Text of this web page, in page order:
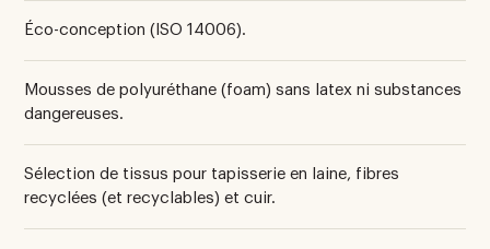
Éco-conception (ISO 14006).
Mousses de polyuréthane (foam) sans latex ni substances
dangereuses.
Sélection de tissus pour tapisserie en laine, fibres
recyclées (et recyclables) et cuir.